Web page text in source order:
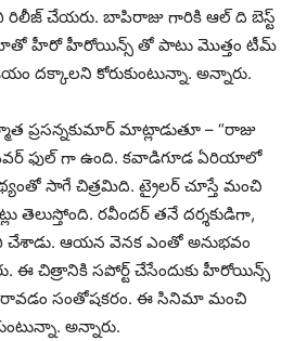
చేయరు. బాపిరాజు గారికి ఆల్ ది బెస్ట్
హీరో హీరోయిన్స్ తో పాటు మొత్తం టీమ్
దక్కాలని కోరుకుంటున్నా. అన్నారు.
ప్రసన్నకుమార్ మాట్లాడుతూ – “రాజు
ఫుల్ గా ఉంది. కవాడిగూడ ఏరియాలో
సాగే చిత్రమిది. ట్రైలర్ చూస్తే మంచి
తెలుస్తోంది. రవీందర్ తనే దర్శకుడిగా,
ఆయన వెనక ఎంతో అనుభవం
ఈ చిత్రానికి సపోర్ట్ చేసేందుకు హీరోయిన్స్
సంతోషకరం. ఈ సినిమా మంచి
అన్నారు.